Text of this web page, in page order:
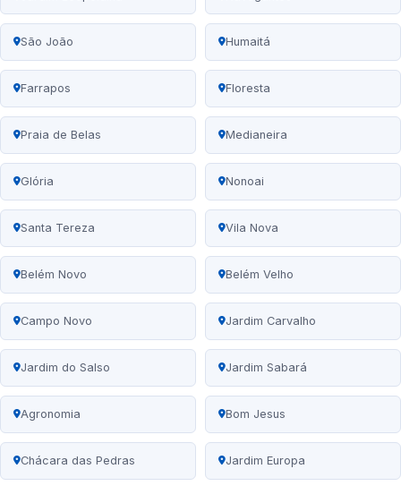
São João Humaitá
Farrapos Floresta
Praia de Belas Medianeira
Glória Nonoai
Santa Tereza Vila Nova
Belém Novo Belém Velho
Campo Novo Jardim Carvalho
Jardim do Salso Jardim Sabará
Agronomia Bom Jesus
Chácara das Pedras Jardim Europa